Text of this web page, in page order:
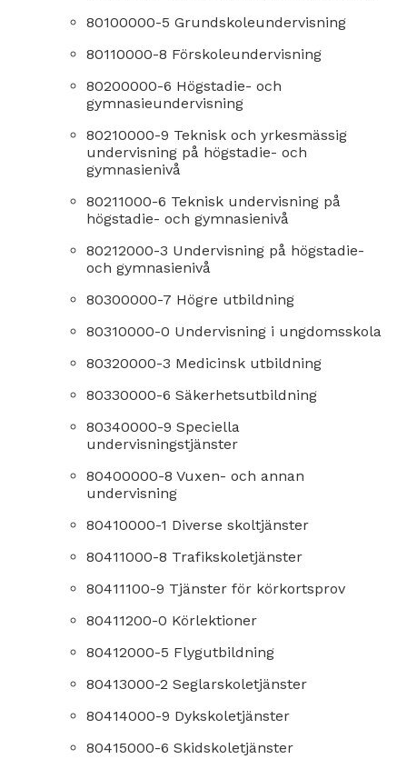
80100000-5 Grundskoleundervisning
80110000-8 Förskoleundervisning
80200000-6 Högstadie- och
gymnasieundervisning
80210000-9 Teknisk och yrkesmässig
undervisning på högstadie- och
gymnasienivå
80211000-6 Teknisk undervisning på
högstadie- och gymnasienivå
80212000-3 Undervisning på högstadie-
och gymnasienivå
80300000-7 Högre utbildning
80310000-0 Undervisning i ungdomsskola
80320000-3 Medicinsk utbildning
80330000-6 Säkerhetsutbildning
80340000-9 Speciella
undervisningstjänster
80400000-8 Vuxen- och annan
undervisning
80410000-1 Diverse skoltjänster
80411000-8 Trafikskoletjänster
80411100-9 Tjänster för körkortsprov
80411200-0 Körlektioner
80412000-5 Flygutbildning
80413000-2 Seglarskoletjänster
80414000-9 Dykskoletjänster
80415000-6 Skidskoletjänster